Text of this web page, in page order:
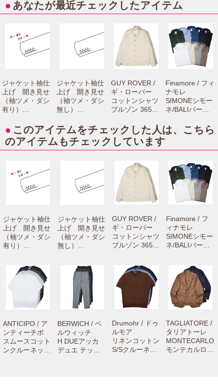
● あなたが最近チェックしたアイテム
ジャケット袖仕
上げ 開き見せ
（袖ツメ・ダシ
有り）
ミシモ）online
shopで商品をお
買上げの方専用
ジャケット袖仕
上げ 開き見せ
（袖ツメ・ダシ
無し）
ミシモ）online
shopで商品をお
買上げの方専用
GUY ROVER /
ギ・ローバー
コットンシャツ
ブルゾン 3650G
0033
Finamore / フィ
ナモレ
SIMONEシモー
ネ/BALIバーリ
ェイワイドカラ
ーシャツ C0650
● このアイテムをチェックした人は、こちら
のアイテムもチェックしています
ジャケット袖仕
上げ 開き見せ
（袖ツメ・ダシ
有り）
line shopで商品
をお買上げの方
専用のお修理メ
ニューです。】
ジャケット袖仕
上げ 開き見せ
（袖ツメ・ダシ
無し）
line shopで商品
をお買上げの方
専用のお修理メ
ニューです。】
GUY ROVER /
ギ・ローバー
コットンシャツ
ブルゾン 3650
Finamore / フ
ィナモレ
SIMONEシモー
ネ/BALIバーリ
ーシャツ C065
0 71061001012
ANTICIPO / ア
ンティーチポ
スムースコット
ンクルーネック
BERWICH / ベ
ルウィッチ
H DUEアッカ
デュエ テック
Drumohr / ドゥ
ルモア
リネンコットン
S/Sクルーネッ
TAGLIATORE /
タリアトーレ
MONTECARLO
モンテカルロ